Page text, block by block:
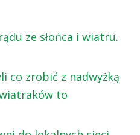
ze słońca i wiatru.
co zrobić z nadwyżką
to